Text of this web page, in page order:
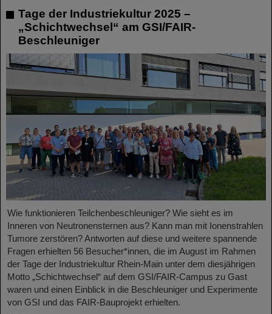
Tage der Industriekultur 2025 –
„Schichtwechsel“ am GSI/FAIR-
Beschleuniger
Wie funktionieren Teilchenbeschleuniger? Wie sieht es im
Inneren von Neutronensternen aus? Kann man mit Ionenstrahlen
Tumore zerstören? Antworten auf diese und weitere spannende
Fragen erhielten 56 Besucher*innen, die im August im Rahmen
der Tage der Industriekultur Rhein-Main unter dem diesjährigen
Motto „Schichtwechsel“ auf dem GSI/FAIR-Campus zu Gast
waren und einen Einblick in die Beschleuniger und Experimente
von GSI und das FAIR-Bauprojekt erhielten.